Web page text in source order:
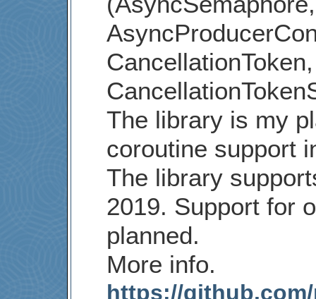
CancellationToken,
The library is my
coroutine support
The library
2019. Support for
planned.
More info.
https://